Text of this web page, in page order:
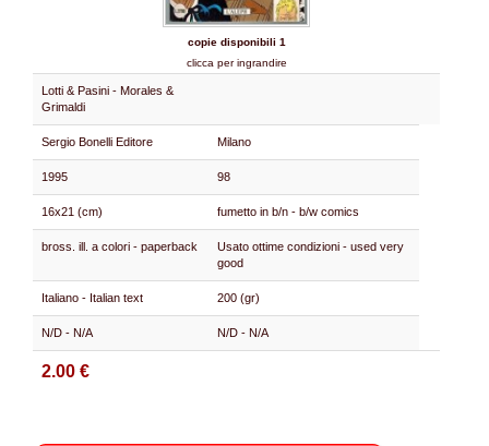
copie disponibili 1
clicca per ingrandire
Lotti & Pasini - Morales &
Grimaldi
Sergio Bonelli Editore Milano
1995 98
16x21 (cm) fumetto in b/n - b/w comics
bross. ill. a colori - paperback
Usato ottime condizioni - used very
good
Italiano - Italian text 200 (gr)
N/D - N/A N/D - N/A
2.00 €